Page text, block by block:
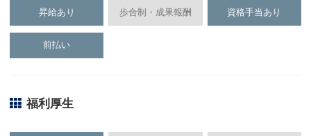
昇給あり 歩合制・成果報酬 資格手当あり
前払い
福利厚生